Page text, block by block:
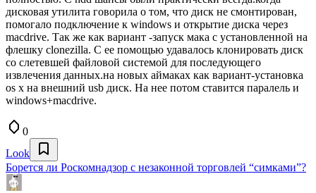
дисковая утилита говорила о том, что диск не смонтирован,
помогало подключение к windows и открытие диска через
macdrive. Так же как вариант -запуск мака с установленной на
флешку clonezilla. С ее помощью удавалось клонировать диск
со слетевшей файловой системой для последующего
извлечения данных.на новых аймаках как вариант-установка
os x на внешний usb диск. На нее потом ставится паралель и
windows+macdrive.
0
Look
Борется ли Роскомнадзор с незаконной торговлей “симками”?